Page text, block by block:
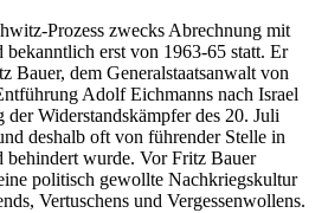
Prozess zwecks Abrechnung mit
bekanntlich erst von 1963-65 statt. Er
Bauer, dem Generalstaatsanwalt von
Adolf Eichmanns nach Israel
Widerstandskämpfer des 20. Juli
deshalb oft von führender Stelle in
behindert wurde. Vor Fritz Bauer
politisch gewollte Nachkriegskultur
Vertuschens und Vergessenwollens.